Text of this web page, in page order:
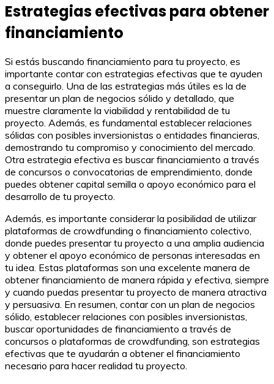
Estrategias efectivas para obtener
financiamiento
Si estás buscando financiamiento para tu proyecto, es
importante contar con estrategias efectivas que te ayuden
a conseguirlo. Una de las estrategias más útiles es la de
presentar un plan de negocios sólido y detallado, que
muestre claramente la viabilidad y rentabilidad de tu
proyecto. Además, es fundamental establecer relaciones
sólidas con posibles inversionistas o entidades financieras,
demostrando tu compromiso y conocimiento del mercado.
Otra estrategia efectiva es buscar financiamiento a través
de concursos o convocatorias de emprendimiento, donde
puedes obtener capital semilla o apoyo económico para el
desarrollo de tu proyecto.
Además, es importante considerar la posibilidad de utilizar
plataformas de crowdfunding o financiamiento colectivo,
donde puedes presentar tu proyecto a una amplia audiencia
y obtener el apoyo económico de personas interesadas en
tu idea. Estas plataformas son una excelente manera de
obtener financiamiento de manera rápida y efectiva, siempre
y cuando puedas presentar tu proyecto de manera atractiva
y persuasiva. En resumen, contar con un plan de negocios
sólido, establecer relaciones con posibles inversionistas,
buscar oportunidades de financiamiento a través de
concursos o plataformas de crowdfunding, son estrategias
efectivas que te ayudarán a obtener el financiamiento
necesario para hacer realidad tu proyecto.